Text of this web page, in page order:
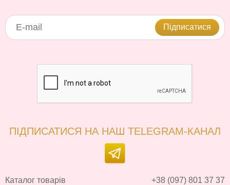
Підписатися
ПІДПИСАТИСЯ НА НАШ TELEGRAM-КАНАЛ
Каталог товарів +38 (097) 801 37 37